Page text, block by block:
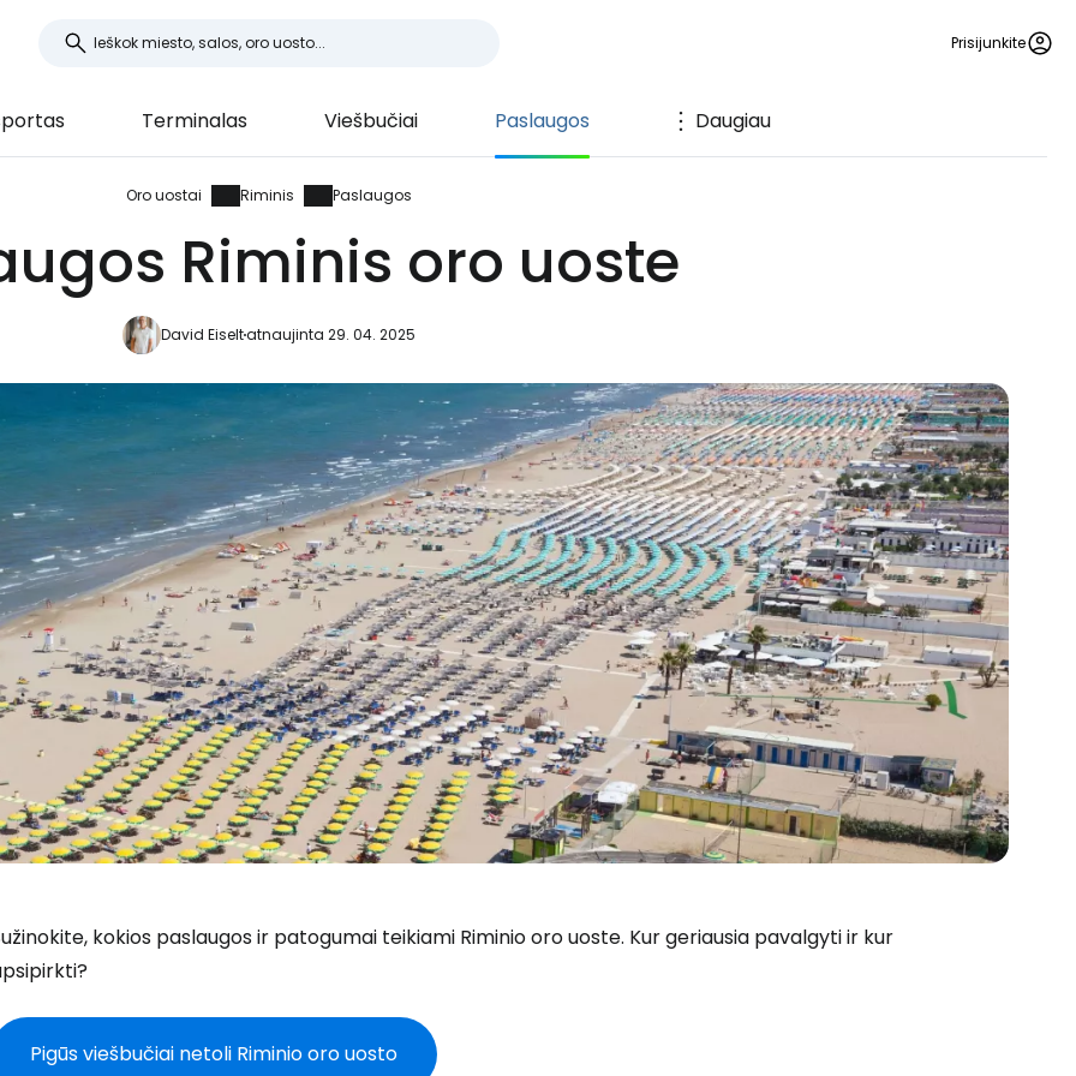
Prisijunkite
Terminalas Viešbučiai Paslaugos Daugiau
Oro uostai Riminis Paslaugos
Riminis oro uoste
David Eiseltatnaujinta 29. 04. 2025
kokios paslaugos ir patogumai teikiami Riminio oro uoste. Kur geriausia pavalgyti ir kur
Pigūs viešbučiai netoli Riminio oro uosto